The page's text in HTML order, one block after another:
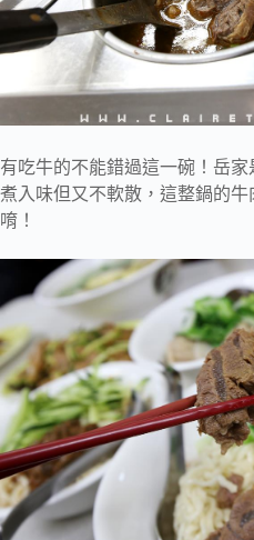
有吃牛的不能錯過這一碗！岳
煮入味但又不軟散，這整鍋的
唷！